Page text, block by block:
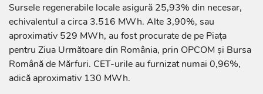
Sursele regenerabile locale asigură 25,93% din necesar,
echivalentul a circa 3.516 MWh. Alte 3,90%, sau
aproximativ 529 MWh, au fost procurate de pe Piața
pentru Ziua Următoare din România, prin OPCOM și Bursa
Română de Mărfuri. CET-urile au furnizat numai 0,96%,
adică aproximativ 130 MWh.